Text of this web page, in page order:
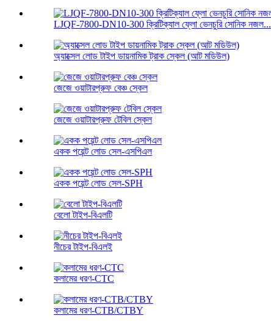
LJQF-7800-DN10-300 ক্রিটিক্যাল ফ্লো ভেনচুরি সোনিক নজল...
অ্যাক্সেল লোড টাইপ ডায়নামিক ট্রাক স্কেল (আট মডিউল)
জেজে ওয়াটারপ্রুফ বেঞ্চ স্কেল
জেজে ওয়াটারপ্রুফ টেবিল স্কেল
একক পয়েন্ট লোড সেল-এসপিএল
একক পয়েন্ট লোড সেল-SPH
বেলো টাইপ-বিএলটি
নীচের টাইপ-বিএলই
কলামের ধরণ-CTC
কলামের ধরণ-CTB/CTBY